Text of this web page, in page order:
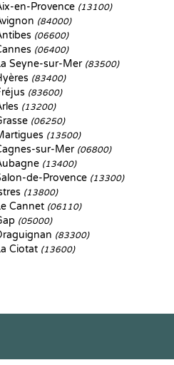
en-Provence (13100)
(84000)
(06600)
(06400)
Seyne-sur-Mer (83500)
(83400)
(83600)
(13200)
(06250)
(13500)
sur-Mer (06800)
(13400)
de-Provence (13300)
(13800)
Cannet (06110)
(05000)
(83300)
Ciotat (13600)